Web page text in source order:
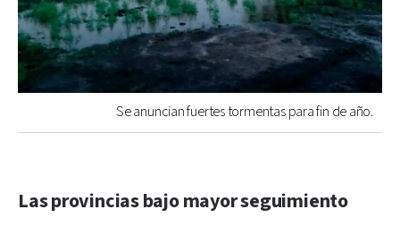
Se anuncian fuertes tormentas para fin de año.
Las provincias bajo mayor seguimiento